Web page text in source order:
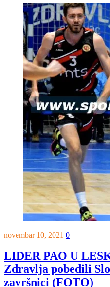
novembar 10, 2021 0
LIDER PAO U
Zdravlja pobedili
završnici (FOTO)